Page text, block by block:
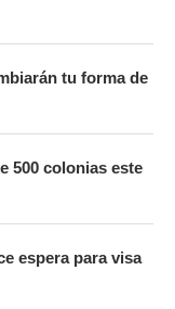
tu forma de
500 colonias este
espera para visa